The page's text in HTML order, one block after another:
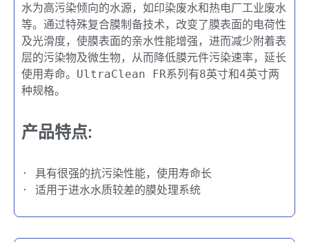
水为高污染倾向的水源，如印染废水和热电厂工业废水
等。通过特殊复合膜制备技术，改变了膜表面的电荷性
及光滑度，使膜表面的亲水性能增强，进而减少附着表
层的污染物及微生物，从而降低膜元件污染速率，延长
使用寿命。UltraClean FR系列有8英寸和4英寸两
种规格。
产品特点:
· 具有很强的抗污染性能，使用寿命长
· 适用于进水水质较差的膜处理系统